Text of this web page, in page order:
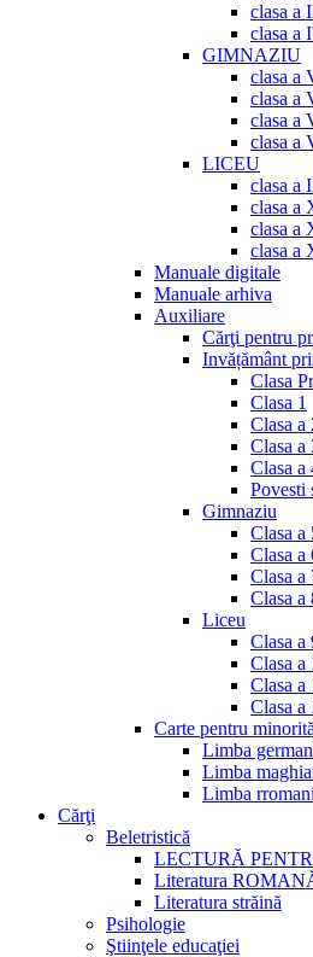
clasa a
clasa a
GIMNAZIU
clasa a
clasa a
clasa a
clasa a
LICEU
clasa a
clasa a
clasa a
clasa a
Manuale digitale
Manuale arhiva
Auxiliare
Cărţi pentru
Invățământ
Clasa
Clasa 1
Clasa a
Clasa a
Clasa a
Povesti
Gimnaziu
Clasa a
Clasa a
Clasa a
Clasa a
Liceu
Clasa a
Clasa a
Clasa a
Clasa a
Carte pentru
Limba
Limba
Limba rromani
Cărţi
Beletristică
LECTURĂ
Literatura
Literatura străină
Psihologie
Ştiinţele educaţiei